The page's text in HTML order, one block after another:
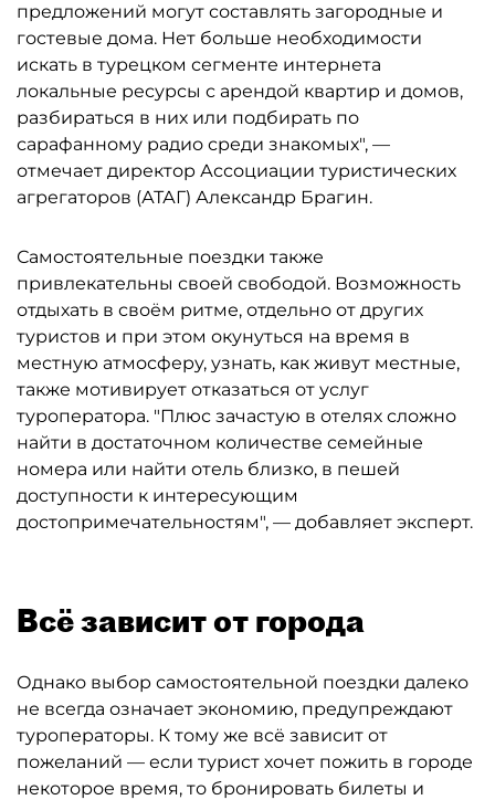
предложений могут составлять загородные и
гостевые дома. Нет больше необходимости
искать в турецком сегменте интернета
локальные ресурсы с арендой квартир и домов,
разбираться в них или подбирать по
сарафанному радио среди знакомых", —
отмечает директор Ассоциации туристических
агрегаторов (АТАГ) Александр Брагин.
Самостоятельные поездки также
привлекательны своей свободой. Возможность
отдыхать в своём ритме, отдельно от других
туристов и при этом окунуться на время в
местную атмосферу, узнать, как живут местные,
также мотивирует отказаться от услуг
туроператора. "Плюс зачастую в отелях сложно
найти в достаточном количестве семейные
номера или найти отель близко, в пешей
доступности к интересующим
достопримечательностям", — добавляет эксперт.
Всё зависит от города
Однако выбор самостоятельной поездки далеко
не всегда означает экономию, предупреждают
туроператоры. К тому же всё зависит от
пожеланий — если турист хочет пожить в городе
некоторое время, то бронировать билеты и